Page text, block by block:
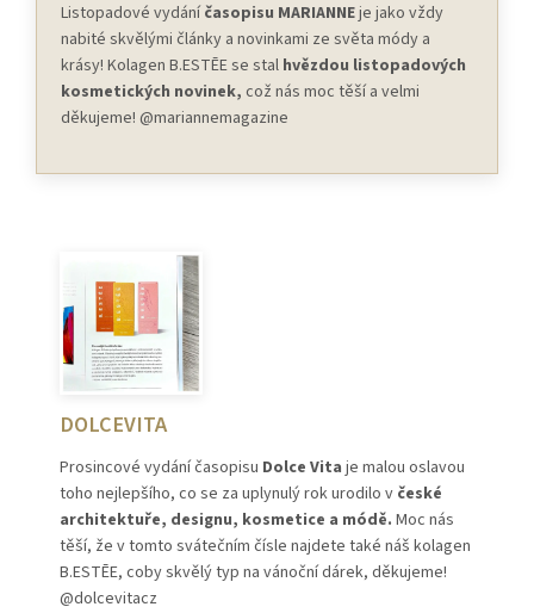
Listopadové vydáníčasopisu MARIANNEje jako vždy
nabité skvělými články a novinkami ze světa módy a
krásy! Kolagen B.ESTĒE se stal hvězdou listopadových
kosmetických novinek, což nás moc těší a velmi
děkujeme! @mariannemagazine
DOLCEVITA
Prosincové vydání časopisu Dolce Vita je malou oslavou
toho nejlepšího, co se za uplynulý rok urodilo v české
architektuře, designu, kosmetice a módě. Moc nás
těší, že v tomto svátečním čísle najdete také náš kolagen
B.ESTĒE, coby skvělý typ na vánoční dárek, děkujeme!
@dolcevitacz